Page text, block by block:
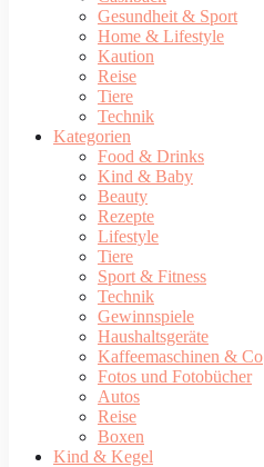
Gesundheit & Sport
Home & Lifestyle
Kaution
Reise
Tiere
Technik
Kategorien
Food & Drinks
Kind & Baby
Beauty
Rezepte
Lifestyle
Tiere
Sport & Fitness
Technik
Gewinnspiele
Haushaltsgeräte
Kaffeemaschinen & Co
Fotos und Fotobücher
Autos
Reise
Boxen
Kind & Kegel